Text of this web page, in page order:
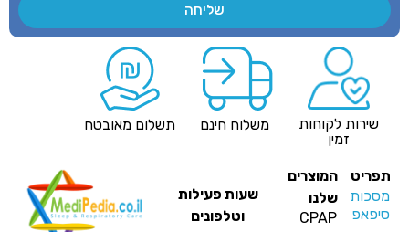
שליחה
שירות לקוחות
זמין
משלוח חינם תשלום מאובטח
מסכות
סיפאפ
המוצרים
שלנו
CPAP
שעות פעילות
וטלפונים